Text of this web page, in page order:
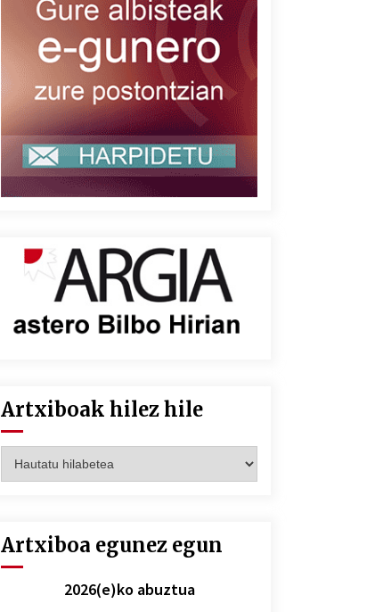
Artxiboak hilez hile
hilez
Artxiboa egunez egun
2026(e)ko abuztua